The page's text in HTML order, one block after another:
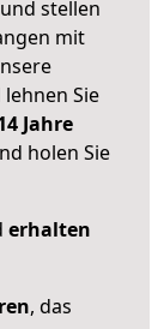
stellen
mit
Sie
Jahre
holen Sie
erhalten
, das